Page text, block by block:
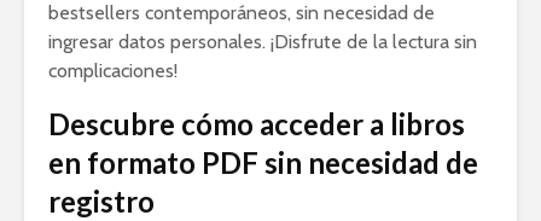
bestsellers contemporáneos, sin necesidad de
ingresar datos personales. ¡Disfrute de la lectura sin
complicaciones!
Descubre cómo acceder a libros
en formato PDF sin necesidad de
registro